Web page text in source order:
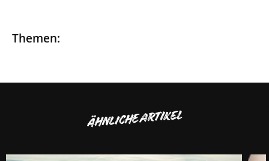
Themen:
ÄHNLICHE ARTIKEL